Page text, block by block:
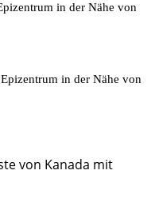
in der Nähe von
in der Nähe von
von Kanada mit